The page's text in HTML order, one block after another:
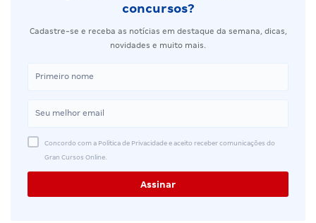
concursos?
Cadastre-se e receba as notícias em destaque da semana, dicas,
novidades e muito mais.
Concordo com a Política de Privacidade e aceito receber comunicações do
Gran Cursos Online.